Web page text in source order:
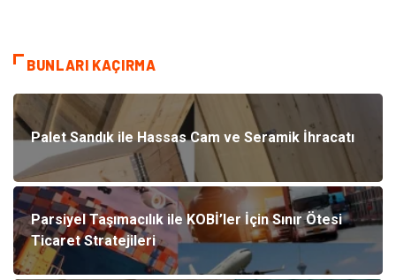
BUNLARI KAÇIRMA
Palet Sandık ile Hassas Cam ve Seramik İhracatı
Parsiyel Taşımacılık ile KOBİ’ler İçin Sınır Ötesi
Ticaret Stratejileri